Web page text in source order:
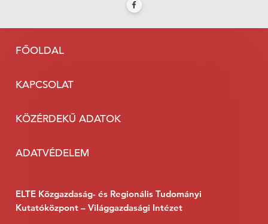
FŐOLDAL
KAPCSOLAT
KÖZÉRDEKŰ ADATOK
ADATVÉDELEM
ELTE Közgazdaság- és Regionális Tudományi
Kutatóközpont – Világgazdasági Intézet